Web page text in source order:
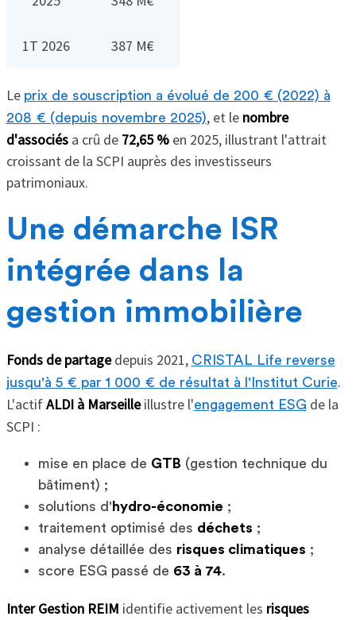
1T 2026 387 M€
Le prix de souscription a évolué de 200 € (2022) à
208 € (depuis novembre 2025), et le nombre
d'associésa crû de 72,65 %en 2025, illustrant l'attrait
croissant de la SCPI auprès des investisseurs
patrimoniaux.
Une démarche ISR
intégrée dans la
gestion immobilière
Fonds de partagedepuis 2021, CRISTAL Life reverse
jusqu'à 5 € par 1 000 € de résultat à l'Institut Curie.
L'actifALDI à Marseilleillustre l'engagement ESG de la
SCPI :
mise en place de GTB (gestion technique du
bâtiment) ;
solutions d' hydro-économie ;
traitement optimisé des déchets ;
analyse détaillée des risques climatiques ;
score ESG passé de 63 à 74.
Inter Gestion REIM identifie activement les risques